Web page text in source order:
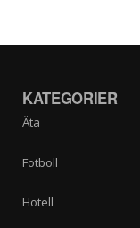
KATEGORIER
Äta
Fotboll
Hotell